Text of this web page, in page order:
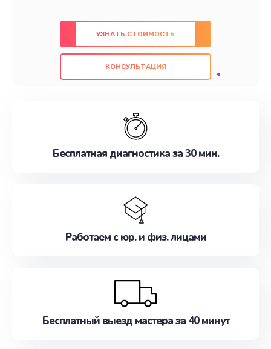
предлагаем быстрый и качественный ремонт с
использованием оригинальных компонентов, а
также гарантируем качество всех
проведенных работ. Наша цель - предоставить
наилучшим образом. Не медлите записаться на
УЗНАТЬ СТОИМОСТЬ
КОНСУЛЬТАЦИЯ
Бесплатная диагностика за 30 мин.
Работаем с юр. и физ. лицами
Бесплатный выезд мастера за 40 минут